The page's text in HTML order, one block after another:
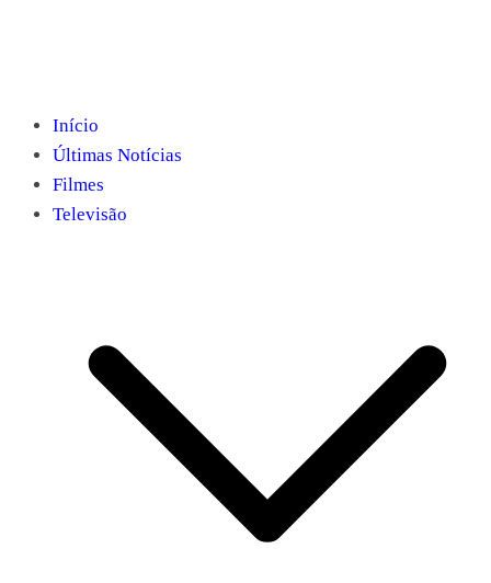
Início
Últimas Notícias
Filmes
Televisão